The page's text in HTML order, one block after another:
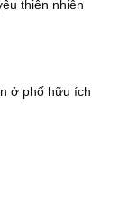
thiên nhiên
ở phố hữu ích